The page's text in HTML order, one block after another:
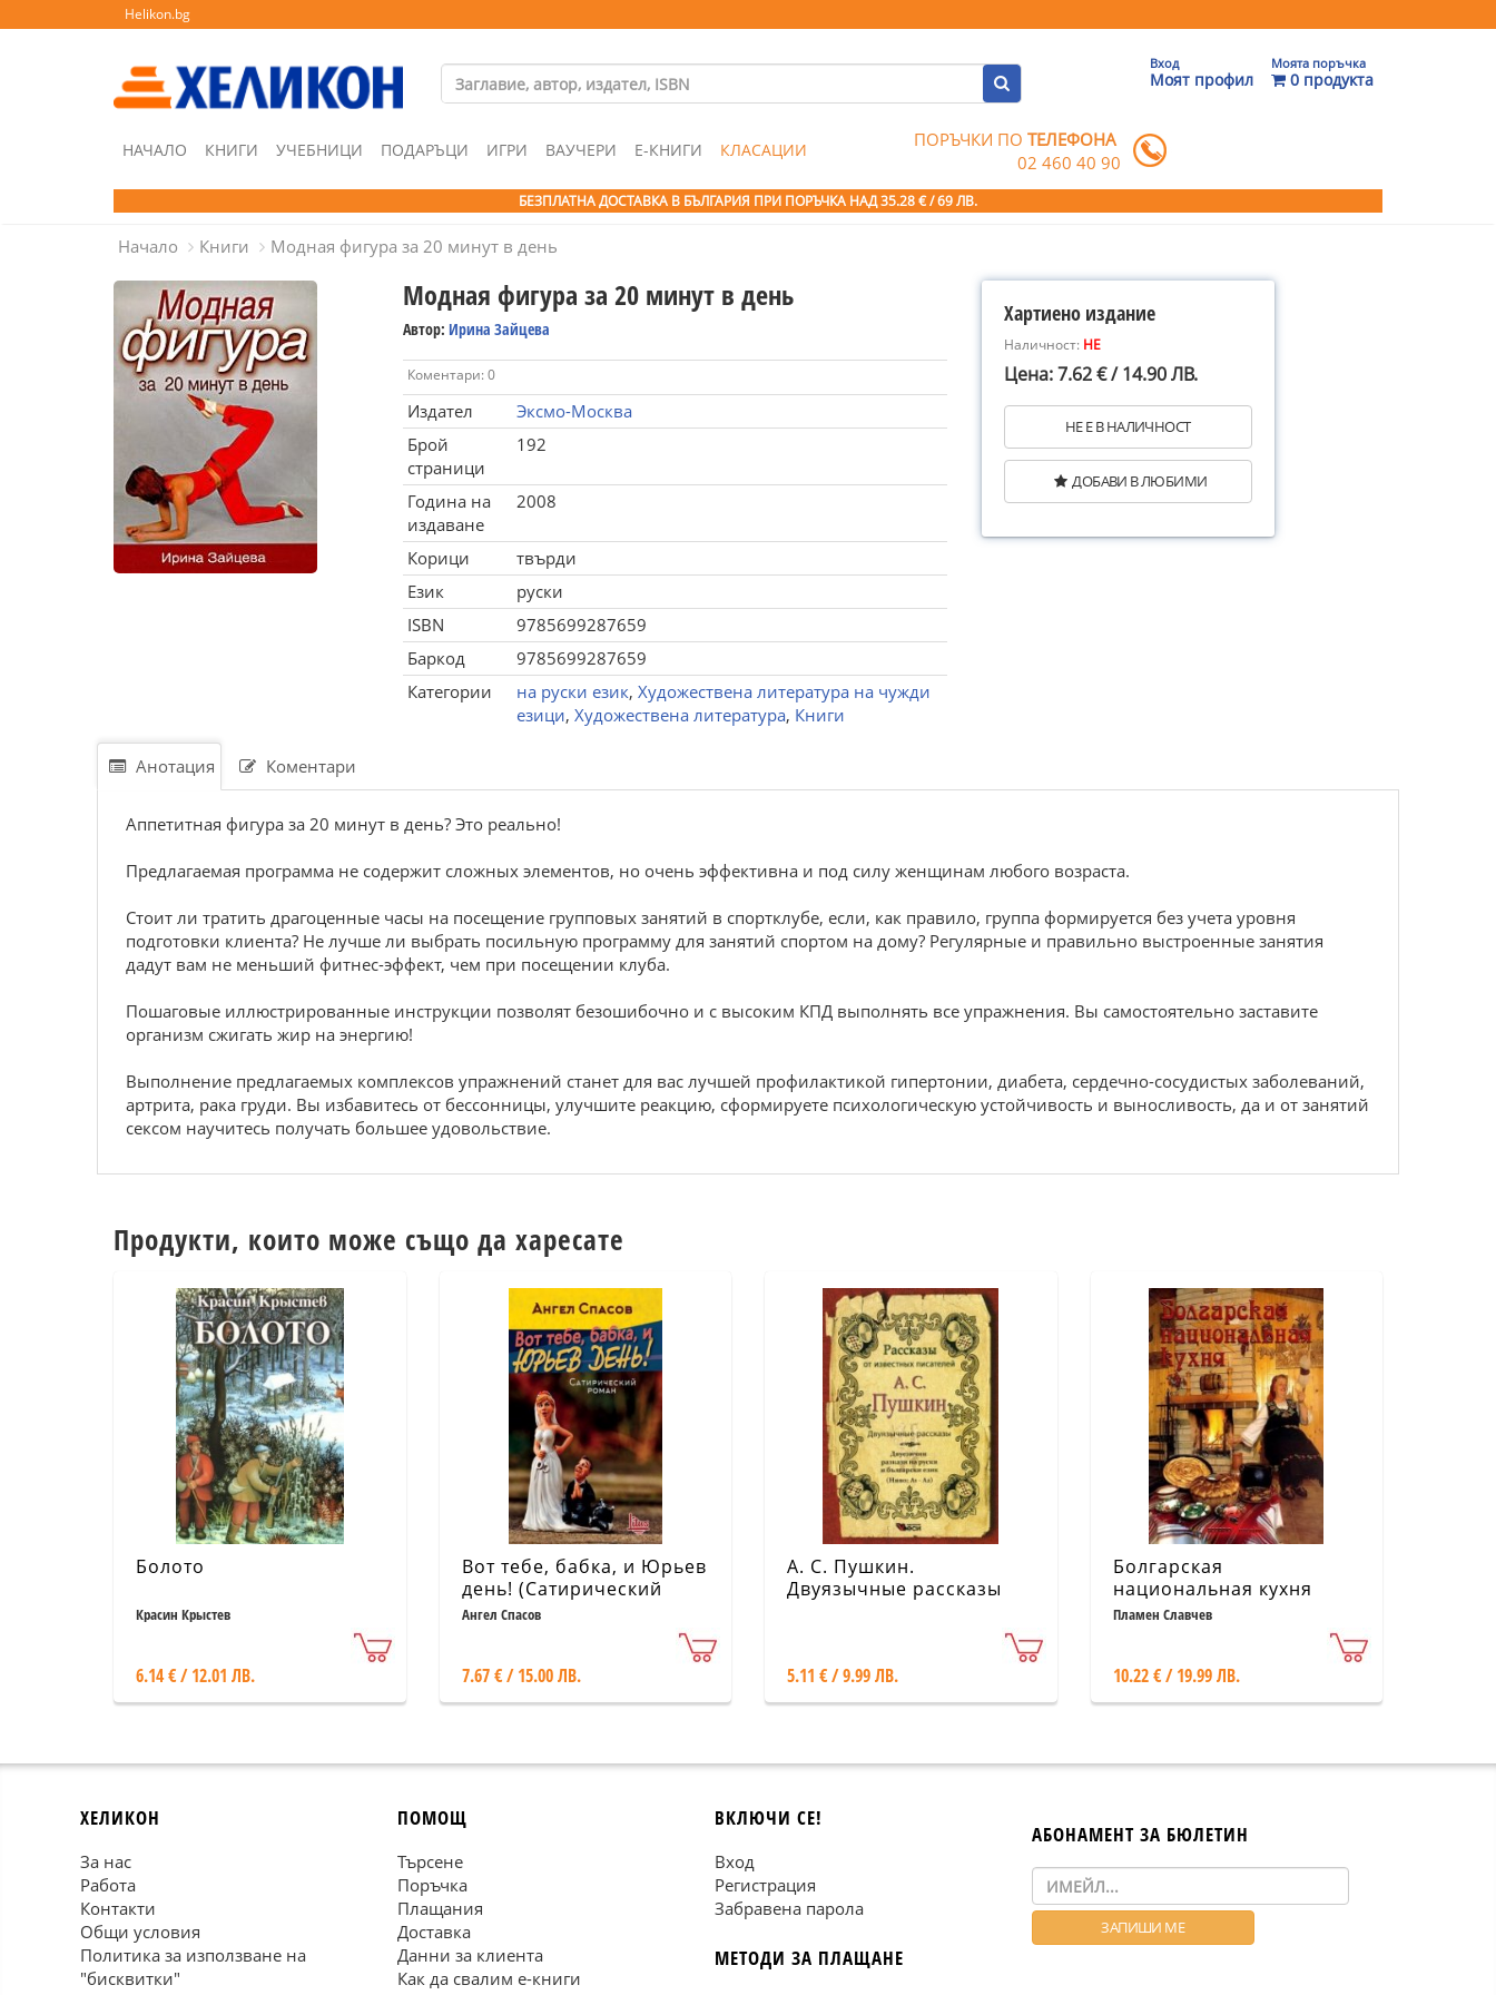
Helikon.bg
Вход
Моят профил
Моята поръчка
0 продукта
НАЧАЛО КНИГИ УЧЕБНИЦИ ПОДАРЪЦИ ИГРИ ВАУЧЕРИ Е-КНИГИ КЛАСАЦИИ ПОРЪЧКИ ПОТЕЛЕФОНА
02 460 40 90
БЕЗПЛАТНА ДОСТАВКА В БЪЛГАРИЯ ПРИ ПОРЪЧКА НАД 35.28 € / 69 ЛВ.
Начало Книги Модная фигура за 20 минут в день
Модная фигура за 20 минут в день
Автор: Ирина Зайцева
Коментари: 0
Издател
Эксмо-Москва
Брой
страници
192
Година на
издаване
2008
Корици
твърди
Език
руски
ISBN
9785699287659
Баркод
9785699287659
Категории
на руски език, Художествена литература на чужди
езици, Художествена литература, Книги
Хартиено издание
Наличност: НЕ
Цена: 7.62 € / 14.90 ЛВ.
НЕ Е В НАЛИЧНОСТ
ДОБАВИ В ЛЮБИМИ
Анотация Коментари
Аппетитная фигура за 20 минут в день? Это реально!
Предлагаемая программа не содержит сложных элементов, но очень эффективна и под силу женщинам любого возраста.
Стоит ли тратить драгоценные часы на посещение групповых занятий в спортклубе, если, как правило, группа формируется без учета уровня
подготовки клиента? Не лучше ли выбрать посильную программу для занятий спортом на дому? Регулярные и правильно выстроенные занятия
дадут вам не меньший фитнес-эффект, чем при посещении клуба.
Пошаговые иллюстрированные инструкции позволят безошибочно и с высоким КПД выполнять все упражнения. Вы самостоятельно заставите
организм сжигать жир на энергию!
Выполнение предлагаемых комплексов упражнений станет для вас лучшей профилактикой гипертонии, диабета, сердечно-сосудистых заболеваний,
артрита, рака груди. Вы избавитесь от бессонницы, улучшите реакцию, сформируете психологическую устойчивость и выносливость, да и от занятий
сексом научитесь получать большее удовольствие.
Продукти, които може също да харесате
Болото
Красин Крыстев
6.14 € / 12.01 ЛВ.
Вот тебе, бабка, и Юрьев
день! (Сатирический
роман)
Ангел Спасов
7.67 € / 15.00 ЛВ.
А. С. Пушкин.
Двуязычные рассказы
5.11 € / 9.99 ЛВ.
Болгарская
национальная кухня
Пламен Славчев
10.22 € / 19.99 ЛВ.
ХЕЛИКОН
За нас
Работа
Контакти
Общи условия
Политика за използване на
"бисквитки"
ПОМОЩ
Търсене
Поръчка
Плащания
Доставка
Данни за клиента
Как да свалим е-книги
ВКЛЮЧИ СЕ!
Вход
Регистрация
Забравена парола
МЕТОДИ ЗА ПЛАЩАНЕ
АБОНАМЕНТ ЗА БЮЛЕТИН